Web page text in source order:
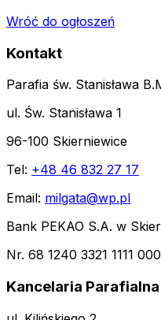
Wróć do ogłoszeń
Kontakt
Parafia św. Stanisława
ul. Św. Stanisława 1
96-100 Skierniewice
Tel: +48 46 832 27 17
Email: milgata@wp.pl
Bank PEKAO S.A. w
Nr. 68 1240 3321 1111
Kancelaria Parafialna